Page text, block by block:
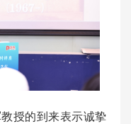
授的到来表示诚挚